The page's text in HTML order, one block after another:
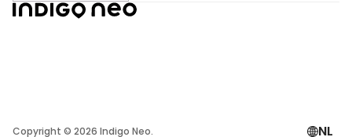
Copyright © 2026 Indigo Neo. NL